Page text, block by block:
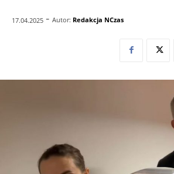
17.04.2025 - Autor: Redakcja NCzas